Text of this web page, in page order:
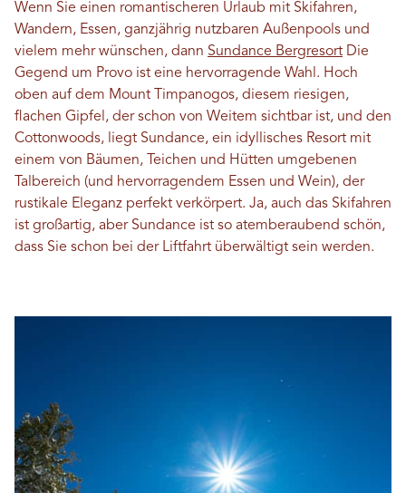
Wenn Sie einen romantischeren Urlaub mit Skifahren,
Wandern, Essen, ganzjährig nutzbaren Außenpools und
vielem mehr wünschen, dann Sundance Bergresort Die
Gegend um Provo ist eine hervorragende Wahl. Hoch
oben auf dem Mount Timpanogos, diesem riesigen,
flachen Gipfel, der schon von Weitem sichtbar ist, und den
Cottonwoods, liegt Sundance, ein idyllisches Resort mit
einem von Bäumen, Teichen und Hütten umgebenen
Talbereich (und hervorragendem Essen und Wein), der
rustikale Eleganz perfekt verkörpert. Ja, auch das Skifahren
ist großartig, aber Sundance ist so atemberaubend schön,
dass Sie schon bei der Liftfahrt überwältigt sein werden.